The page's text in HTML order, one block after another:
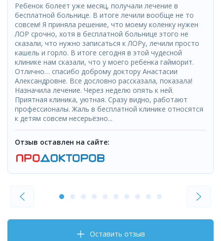
Ребенок болеет уже месяц, получали лечение в
бесплатной больнице. В итоге лечили вообще не то
совсем! Я приняла решение, что моему коленку нужен
ЛОР срочно, хотя в бесплатной больнице этого не
сказали, что нужно записаться к ЛОРу, лечили просто
кашель и горло. В итоге сегодня в этой чудесной
клинике нам сказали, что у моего ребенка гайморит.
Отлично… спасибо доброму доктору Анастасии
Александровне. Все дословно рассказала, показала!
Назначила лечение. Через неделю опять к ней.
Приятная клиника, уютная. Сразу видно, работают
профессионалы. Жаль в бесплатной клинике относятся
к детям совсем несерьёзно...
Отзыв оставлен на сайте:
Оставить отзыв